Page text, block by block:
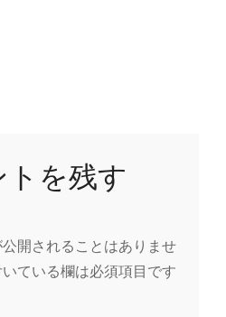
トを残す
開されることはありませ
ている欄は必須項目です